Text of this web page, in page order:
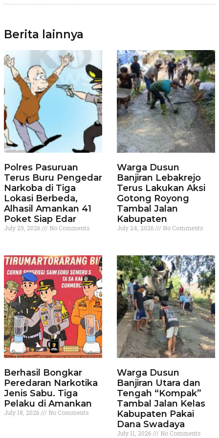
Berita lainnya
Polres Pasuruan
Terus Buru Pengedar
Narkoba di Tiga
Lokasi Berbeda,
Alhasil Amankan 41
Poket Siap Edar
July 29, 2026 No Comments
Warga Dusun
Banjiran Lebakrejo
Terus Lakukan Aksi
Gotong Royong
Tambal Jalan
Kabupaten
July 24, 2026 No Comments
Berhasil Bongkar
Peredaran Narkotika
Jenis Sabu. Tiga
Pelaku di Amankan
July 18, 2026 No Comments
Warga Dusun
Banjiran Utara dan
Tengah “Kompak”
Tambal Jalan Kelas
Kabupaten Pakai
Dana Swadaya
July 11, 2026 No Comments